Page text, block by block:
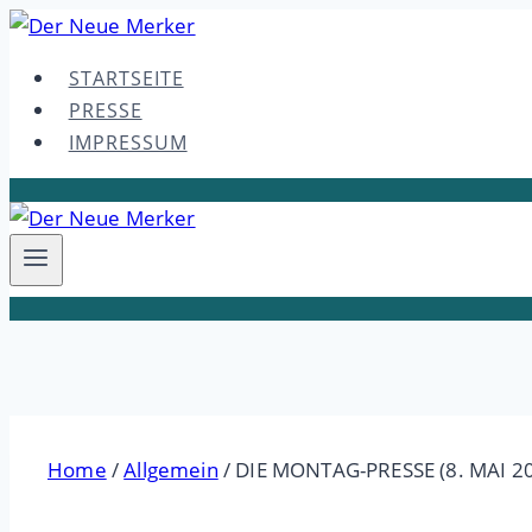
Skip
contentSTARTSEITE
PRESSE
IMPRESSUM
Home /Allgemein / DIE MONTAG-PRESSE (8. MAI